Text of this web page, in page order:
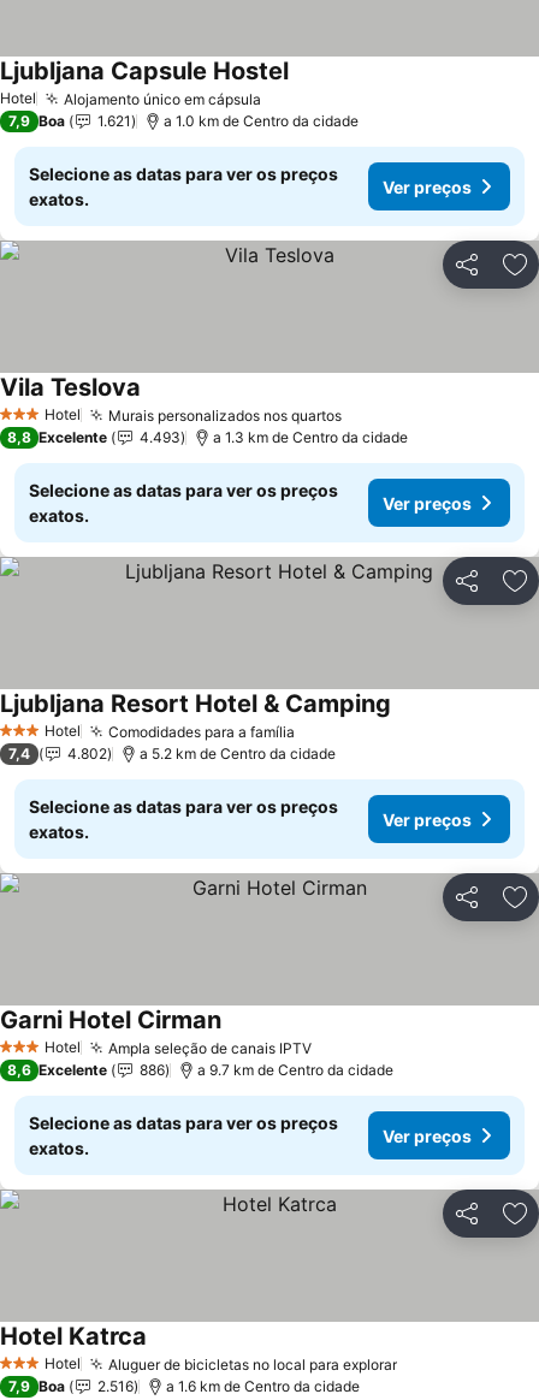
Hotel Alojamento único em cápsula
Ljubljana Capsule HostelVer preços
7,9 Boa 1.621 a 1.0 km de Centro da cidade
Selecione as datas para ver os preços
exatos.
Ver preços
Partilhar
3 EstrelasHotel Murais personalizados nos quartosVer preços
Vila Teslova
8,8 Excelente 4.493 a 1.3 km de Centro da cidade
Selecione as datas para ver os preços
exatos.
Ver preços
Partilhar
3 EstrelasHotel Comodidades para a família
Ljubljana Resort Hotel & Camping
7,4 4.802 a 5.2 km de Centro da cidade
Selecione as datas para ver os preços
exatos.
Ver preços
Partilhar
3 EstrelasHotel Ampla seleção de canais IPTVVer preços
Garni Hotel CirmanVer preços
8,6 Excelente 886 a 9.7 km de Centro da cidade
Selecione as datas para ver os preços
exatos.
Ver preços
Partilhar
3 EstrelasHotel Aluguer de bicicletas no local para explorarVer preços
Hotel Katrca
7,9 Boa 2.516 a 1.6 km de Centro da cidade